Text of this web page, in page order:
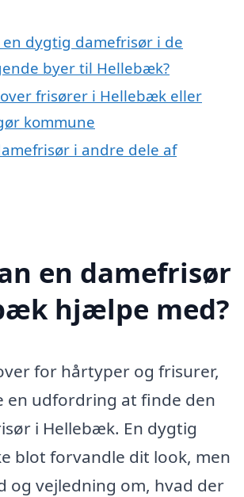
en dygtig damefrisør i de
byer til Hellebæk?
frisører i Hellebæk eller
kommune
i andre dele af
en damefrisør
hjælpe med?
for hårtyper og frisurer,
en udfordring at finde den
i Hellebæk. En dygtig
blot forvandle dit look, men
og vejledning om, hvad der